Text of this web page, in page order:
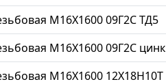
М16Х1600 09Г2С ТД5
М16Х1600 09Г2С цинк
М16Х1600 12Х18Н10Т